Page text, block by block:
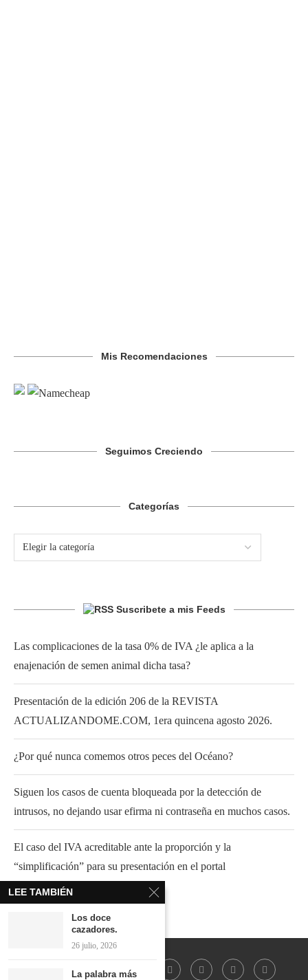
Mis Recomendaciones
Seguimos Creciendo
Categorías
Suscribete a mis Feeds
Las complicaciones de la tasa 0% de IVA ¿le aplica a la
enajenación de semen animal dicha tasa?
Presentación de la edición 206 de la REVISTA
ACTUALIZANDOME.COM, 1era quincena agosto 2026.
¿Por qué nunca comemos otros peces del Océano?
Siguen los casos de cuenta bloqueada por la detección de
intrusos, no dejando usar efirma ni contraseña en muchos casos.
El caso del IVA acreditable ante la proporción y la
“simplificación” para su presentación en el portal
LEE TAMBIÉN
Los doce
cazadores.
26 julio, 2026
La palabra más